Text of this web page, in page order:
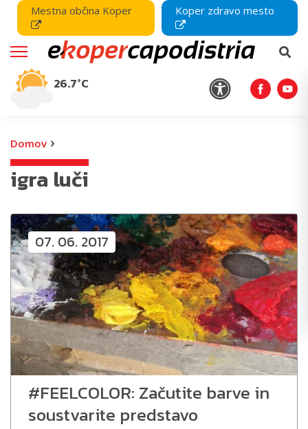
Mestna občina Koper Koper zdravo mesto
26.7°C
Domov ›
igra luči
07. 06. 2017
#FEELCOLOR: Začutite barve in
soustvarite predstavo